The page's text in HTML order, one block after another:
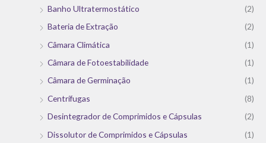
Banho Ultratermostático
(2)
Bateria de Extração
(2)
Câmara Climática
(1)
Câmara de Fotoestabilidade
(1)
Câmara de Germinação
(1)
Centrífugas
(8)
Desintegrador de Comprimidos e Cápsulas
(2)
Dissolutor de Comprimidos e Cápsulas
(1)